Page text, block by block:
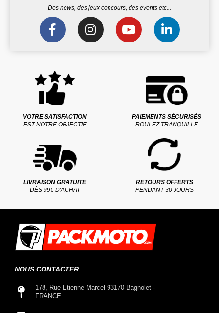
Des news, des jeux concours, des events etc...
VOTRE SATISFACTION
EST NOTRE OBJECTIF
PAIEMENTS SÉCURISÉS
ROULEZ TRANQUILLE
LIVRAISON GRATUITE
DÈS 99€ D'ACHAT
RETOURS OFFERTS
PENDANT 30 JOURS
NOUS CONTACTER
178, Rue Etienne Marcel 93170 Bagnolet -
FRANCE